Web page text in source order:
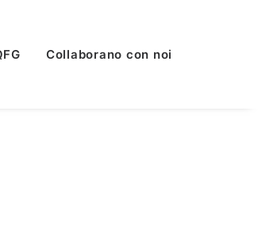
Collaborano con noi